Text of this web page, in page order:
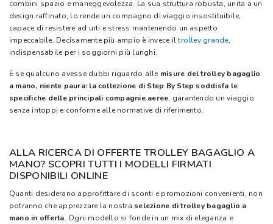
combini spazio e maneggevolezza. La sua struttura robusta, unita a un
design raffinato, lo rende un compagno di viaggio insostituibile,
capace di resistere ad urti e stress mantenendo un aspetto
impeccabile. Decisamente più ampio è invece iltrolley grande,
indispensabile per i soggiorni più lunghi.
E se qualcuno avesse dubbi riguardo alle misure del trolley bagaglio
a mano, niente paura: la collezione di Step By Step soddisfa le
specifiche delle principali compagnie aeree, garantendo un viaggio
senza intoppi e conforme alle normative di riferimento.
ALLA RICERCA DI OFFERTE TROLLEY BAGAGLIO A
MANO? SCOPRI TUTTI I MODELLI FIRMATI
DISPONIBILI ONLINE
Quanti desiderano approfittare di sconti e promozioni convenienti, non
potranno che apprezzare la nostra selezione di trolley bagaglio a
mano in offerta. Ogni modello si fonde in un mix di eleganza e